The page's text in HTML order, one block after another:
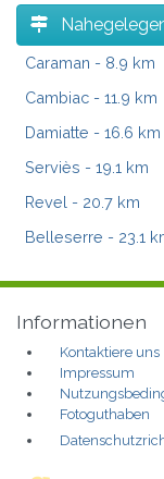
Caraman - 8.9 km
Cambiac - 11.9 km
Damiatte - 16.6 km
Serviès - 19.1 km
Revel - 20.7 km
Belleserre - 23.1
Informationen
Kontaktiere uns
Impressum
Fotoguthaben